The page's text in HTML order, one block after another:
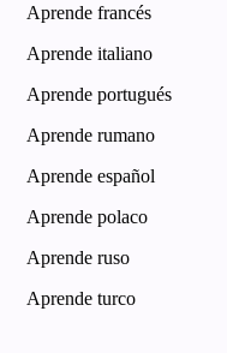
Aprende francés
Aprende italiano
Aprende portugués
Aprende rumano
Aprende español
Aprende polaco
Aprende ruso
Aprende turco